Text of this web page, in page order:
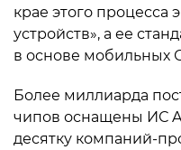
крае этого
устройств», а ее
в основе мобильных
Более миллиарда
чипов оснащены ИС
десятку компаний-